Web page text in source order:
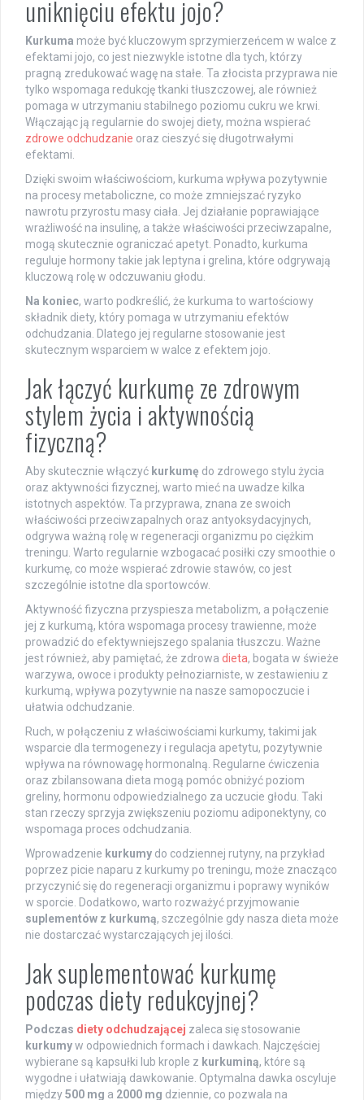
uniknięciu efektu jojo?
Kurkuma może być kluczowym sprzymierzeńcem w walce z
efektami jojo, co jest niezwykle istotne dla tych, którzy
pragną zredukować wagę na stałe. Ta złocista przyprawa nie
tylko wspomaga redukcję tkanki tłuszczowej, ale również
pomaga w utrzymaniu stabilnego poziomu cukru we krwi.
Włączając ją regularnie do swojej diety, można wspierać
zdrowe odchudzanie oraz cieszyć się długotrwałymi
efektami.
Dzięki swoim właściwościom, kurkuma wpływa pozytywnie
na procesy metaboliczne, co może zmniejszać ryzyko
nawrotu przyrostu masy ciała. Jej działanie poprawiające
wrażliwość na insulinę, a także właściwości przeciwzapalne,
mogą skutecznie ograniczać apetyt. Ponadto, kurkuma
reguluje hormony takie jak leptyna i grelina, które odgrywają
kluczową rolę w odczuwaniu głodu.
Na koniec, warto podkreślić, że kurkuma to wartościowy
składnik diety, który pomaga w utrzymaniu efektów
odchudzania. Dlatego jej regularne stosowanie jest
skutecznym wsparciem w walce z efektem jojo.
Jak łączyć kurkumę ze zdrowym
stylem życia i aktywnością
fizyczną?
Aby skutecznie włączyć kurkumę do zdrowego stylu życia
oraz aktywności fizycznej, warto mieć na uwadze kilka
istotnych aspektów. Ta przyprawa, znana ze swoich
właściwości przeciwzapalnych oraz antyoksydacyjnych,
odgrywa ważną rolę w regeneracji organizmu po ciężkim
treningu. Warto regularnie wzbogacać posiłki czy smoothie o
kurkumę, co może wspierać zdrowie stawów, co jest
szczególnie istotne dla sportowców.
Aktywność fizyczna przyspiesza metabolizm, a połączenie
jej z kurkumą, która wspomaga procesy trawienne, może
prowadzić do efektywniejszego spalania tłuszczu. Ważne
jest również, aby pamiętać, że zdrowa dieta, bogata w świeże
warzywa, owoce i produkty pełnoziarniste, w zestawieniu z
kurkumą, wpływa pozytywnie na nasze samopoczucie i
ułatwia odchudzanie.
Ruch, w połączeniu z właściwościami kurkumy, takimi jak
wsparcie dla termogenezy i regulacja apetytu, pozytywnie
wpływa na równowagę hormonalną. Regularne ćwiczenia
oraz zbilansowana dieta mogą pomóc obniżyć poziom
greliny, hormonu odpowiedzialnego za uczucie głodu. Taki
stan rzeczy sprzyja zwiększeniu poziomu adiponektyny, co
wspomaga proces odchudzania.
Wprowadzenie kurkumy do codziennej rutyny, na przykład
poprzez picie naparu z kurkumy po treningu, może znacząco
przyczynić się do regeneracji organizmu i poprawy wyników
w sporcie. Dodatkowo, warto rozważyć przyjmowanie
suplementów z kurkumą, szczególnie gdy nasza dieta może
nie dostarczać wystarczających jej ilości.
Jak suplementować kurkumę
podczas diety redukcyjnej?
Podczas diety odchudzającej zaleca się stosowanie
kurkumyw odpowiednich formach i dawkach. Najczęściej
wybierane są kapsułki lub krople z kurkuminą, które są
wygodne i ułatwiają dawkowanie. Optymalna dawka oscyluje
między500 mg a 2000 mg dziennie, co pozwala na